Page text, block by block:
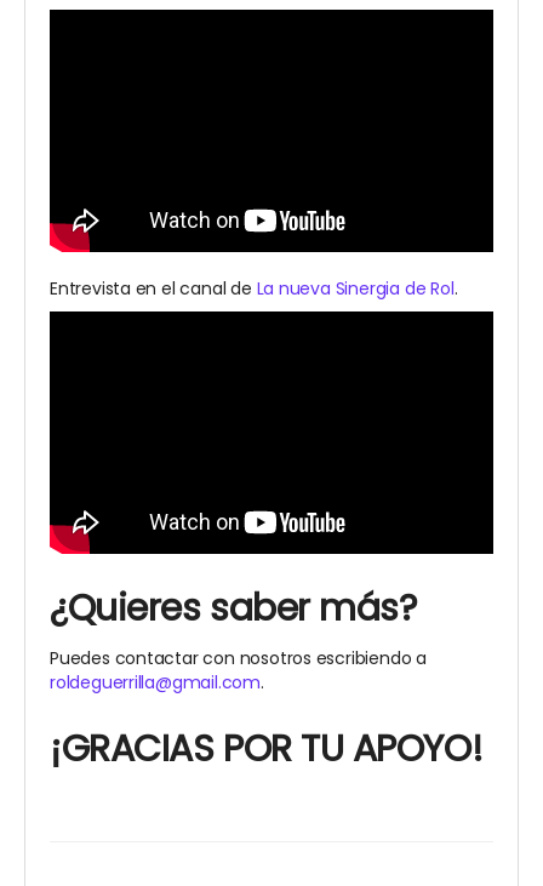
Entrevista en el canal de La nueva Sinergia de Rol.
¿Quieres saber más?
Puedes contactar con nosotros escribiendo a
roldeguerrilla@gmail.com.
¡GRACIAS POR TU APOYO!